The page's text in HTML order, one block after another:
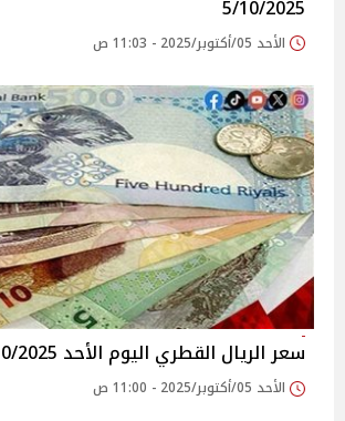
5/10/2025
الأحد 05/أكتوبر/2025 - 11:03 ص
سعر الريال القطري اليوم الأحد 5/10/2025
الأحد 05/أكتوبر/2025 - 11:00 ص